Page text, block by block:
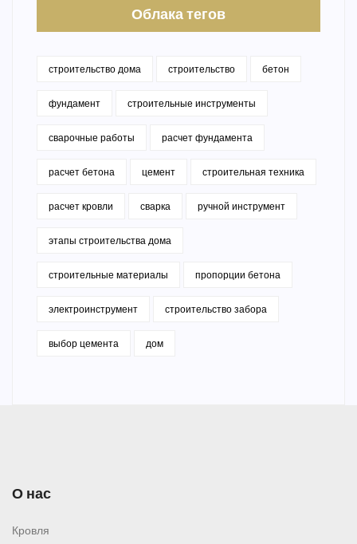
Облака тегов
строительство дома строительство бетон
фундамент строительные инструменты
сварочные работы расчет фундамента
расчет бетона цемент строительная техника
расчет кровли сварка ручной инструмент
этапы строительства дома
строительные материалы пропорции бетона
электроинструмент строительство забора
выбор цемента дом
О нас
Кровля